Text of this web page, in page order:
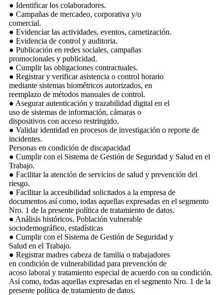
● Identificar los colaboradores.
● Campañas de mercadeo, corporativa y/o
comercial.
● Evidenciar las actividades, eventos, carnetización.
● Evidencia de control y auditoria.
● Publicación en redes sociales, campañas
promocionales y publicidad.
● Cumplir las obligaciones contractuales.
● Registrar y verificar asistencia o control horario
mediante sistemas biométricos autorizados, en
reemplazo de métodos manuales de control.
● Asegurar autenticación y trazabilidad digital en el
uso de sistemas de información, cámaras o
dispositivos con acceso restringido.
● Validar identidad en procesos de investigación o reporte de
incidentes.
Personas en condición de discapacidad
● Cumplir con el Sistema de Gestión de Seguridad y Salud en el
Trabajo.
● Facilitar la atención de servicios de salud y prevención del
riesgo.
● Facilitar la accesibilidad solicitados a la empresa de
documentos así como, todas aquellas expresadas en el segmento
Nro. 1 de la presente política de tratamiento de datos.
● Análisis históricos. Población vulnerable
sociodemográfico, estadísticas
● Cumplir con el Sistema de Gestión de Seguridad y
Salud en el Trabajo.
● Registrar madres cabeza de familia o trabajadores
en condición de vulnerabilidad para prevención de
acoso laboral y tratamiento especial de acuerdo con su condición.
Así como, todas aquellas expresadas en el segmento Nro. 1 de la
presente política de tratamiento de datos.